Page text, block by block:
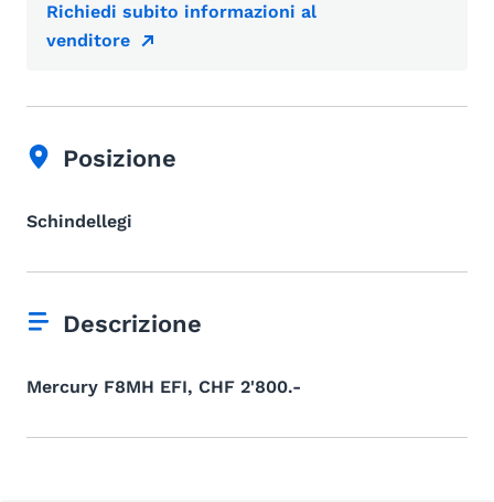
Richiedi subito informazioni al
venditore
Posizione
Schindellegi
Descrizione
Mercury F8MH EFI, CHF 2'800.-